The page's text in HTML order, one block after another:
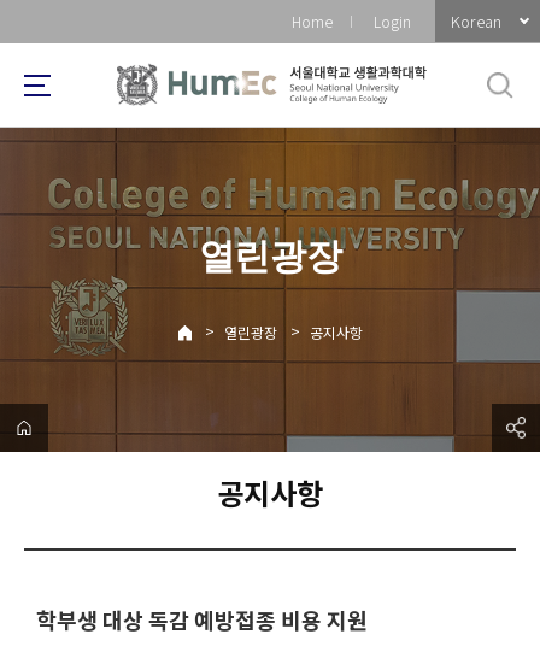
로
메
Home Login Korean
열린광장
> 열린광장 > 공지사항
공지사항
학부생 대상 독감 예방접종 비용 지원